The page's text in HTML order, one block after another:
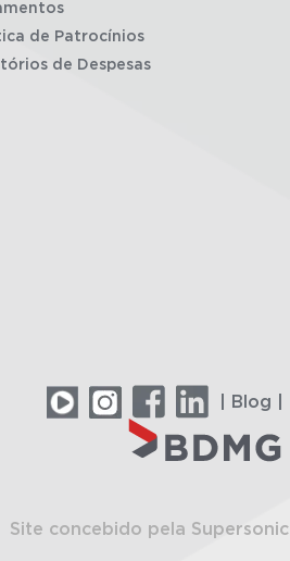
de Patrocínios
de Despesas
| Blog |
Site concebido pela Supersonic